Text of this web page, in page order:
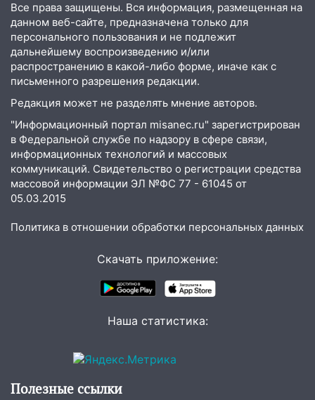
упало во дворе
13:08 Ураган ударил по Ульяновску:
сорванные крыши, поваленные деревья,
затопленные улицы и остановившиеся
трамваи
12:17
Ульяновск накрыл крупный град:
после ливня город снова уходит под
воду
12:12 Прокуратура взяла на контроль
ДТП с шестилетним ребёнком на улице
Федерации
шестилетнего ребёнка на улице
мужчину, пропавшего ещё 19 июля
От мотофристайла до прогулки с
хаски: куда сходить в Ульяновской
Директора ульяновской
«Нефтяной топливной компании» будут
Все права защищены. Вся информация, размещенная на
данном веб-сайте, предназначена только для
персонального пользования и не подлежит
дальнейшему воспроизведению и/или
распространению в какой-либо форме, иначе как с
письменного разрешения редакции.
Редакция может не разделять мнение авторов.
"Информационный портал misanec.ru" зарегистрирован
в Федеральной службе по надзору в сфере связи,
информационных технологий и массовых
коммуникаций. Свидетельство о регистрации средства
массовой информации ЭЛ №ФС 77 - 61045 от
05.03.2015
Политика в отношении обработки персональных данных
Скачать приложение:
Наша статистика:
Полезные ссылки